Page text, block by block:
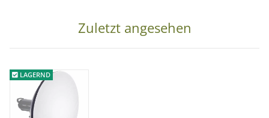
Zuletzt angesehen
LAGERND